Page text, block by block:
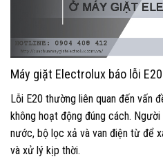
Máy giặt Electrolux báo lỗi
Lỗi E20 thường liên quan đến vấn
không hoạt động đúng cách.
nước, bộ lọc xả và van điện từ để
và xử lý kịp thời.